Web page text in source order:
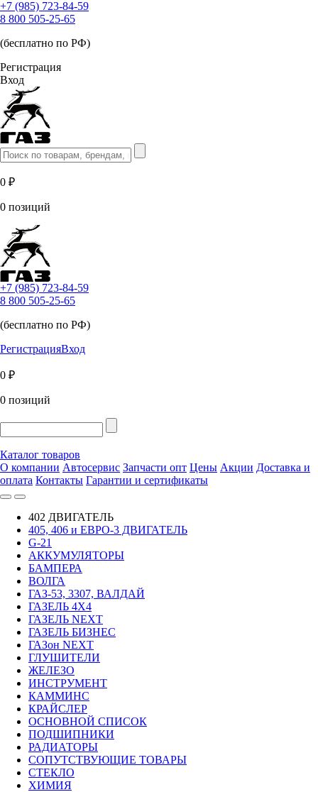
+7 (985) 723-84-59
8 800 505-25-65
(бесплатно по РФ)
Регистрация
Вход
0 ₽
0 позиций
+7 (985) 723-84-59
8 800 505-25-65
(бесплатно по РФ)
РегистрацияВход
0 ₽
0 позиций
Каталог товаров
О компании Автосервис Запчасти опт Цены Акции Доставка и
оплата Контакты Гарантии и сертификаты
402 ДВИГАТЕЛЬ
405, 406 и ЕВРО-3 ДВИГАТЕЛЬ
G-21
АККУМУЛЯТОРЫ
БАМПЕРА
ВОЛГА
ГАЗ-53, 3307, ВАЛДАЙ
ГАЗЕЛЬ 4Х4
ГАЗЕЛЬ NEXT
ГАЗЕЛЬ БИЗНЕС
ГАЗон NEXT
ГЛУШИТЕЛИ
ЖЕЛЕЗО
ИНСТРУМЕНТ
КАММИНС
КРАЙСЛЕР
ОСНОВНОЙ СПИСОК
ПОДШИПНИКИ
РАДИАТОРЫ
СОПУТСТВУЮЩИЕ ТОВАРЫ
СТЕКЛО
ХИМИЯ